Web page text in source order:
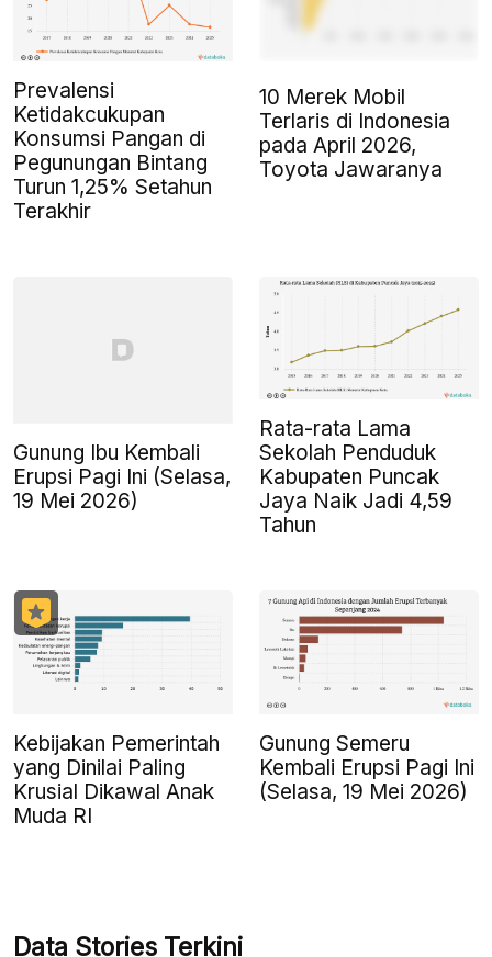
Prevalensi
Ketidakcukupan
Konsumsi Pangan di
Pegunungan Bintang
Turun 1,25% Setahun
Terakhir
10 Merek Mobil
Terlaris di Indonesia
pada April 2026,
Toyota Jawaranya
Gunung Ibu Kembali
Erupsi Pagi Ini (Selasa,
19 Mei 2026)
Rata-rata Lama
Sekolah Penduduk
Kabupaten Puncak
Jaya Naik Jadi 4,59
Tahun
Kebijakan Pemerintah
yang Dinilai Paling
Krusial Dikawal Anak
Muda RI
Gunung Semeru
Kembali Erupsi Pagi Ini
(Selasa, 19 Mei 2026)
Data Stories Terkini